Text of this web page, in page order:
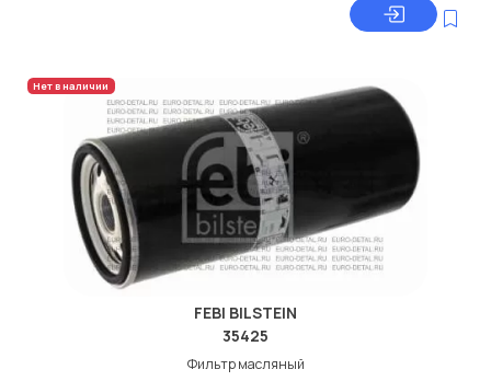
Нет в наличии
FEBI BILSTEIN
35425
Фильтр масляный